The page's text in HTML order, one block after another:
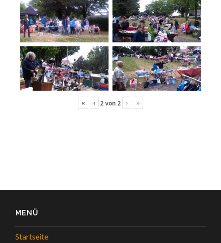
« ‹ 2von 2 › »
MENÜ
Startseite